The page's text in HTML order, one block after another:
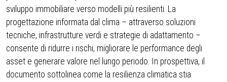
sviluppo immobiliare verso modelli più resilienti. La
progettazione informata dal clima – attraverso soluzioni
tecniche, infrastrutture verdi e strategie di adattamento –
consente di ridurre i rischi, migliorare le performance degli
asset e generare valore nel lungo periodo. In prospettiva, il
documento sottolinea come la resilienza climatica stia